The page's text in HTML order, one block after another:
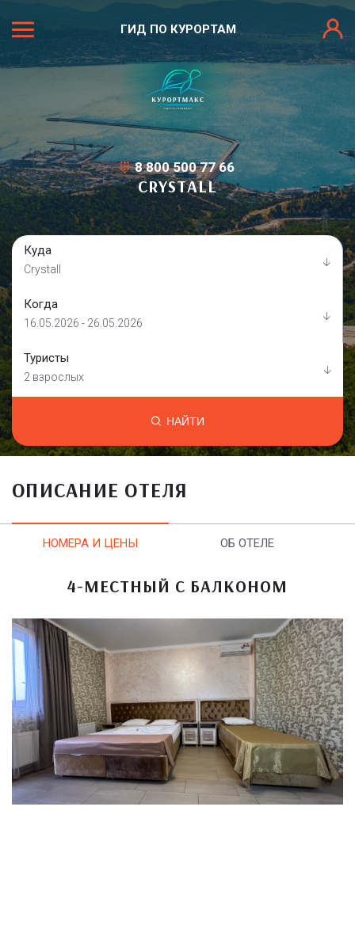
ГИД ПО КУРОРТАМ
8 800 500 77 66
CRYSTALL
Куда
Crystall
Когда
16.05.2026 - 26.05.2026
Туристы
2 взрослых
НАЙТИ
ОПИСАНИЕ ОТЕЛЯ
НОМЕРА И ЦЕНЫ ОБ ОТЕЛЕ
4-МЕСТНЫЙ С БАЛКОНОМ